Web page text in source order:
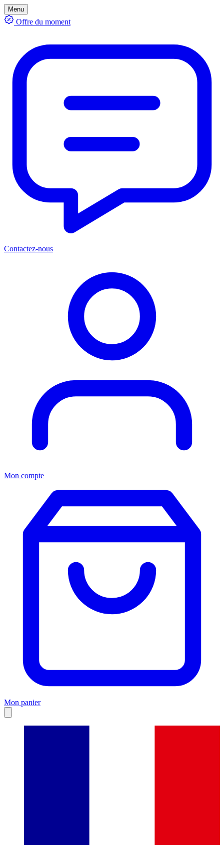
Menu
Offre du moment
Contactez-nous
Mon compte
Mon panier